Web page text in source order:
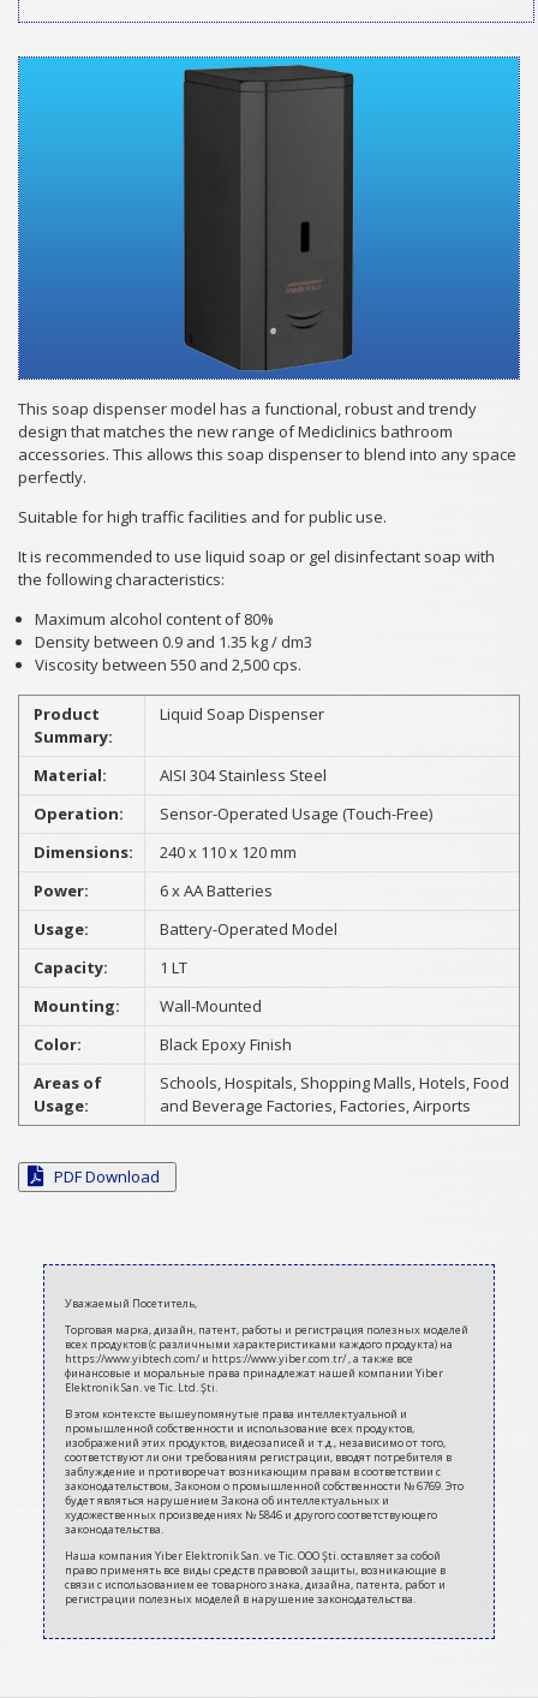
This soap dispenser model has a functional, robust and trendy
design that matches the new range of Mediclinics bathroom
accessories. This allows this soap dispenser to blend into any space
perfectly.
Suitable for high traffic facilities and for public use.
It is recommended to use liquid soap or gel disinfectant soap with
the following characteristics:
Maximum alcohol content of 80%
Density between 0.9 and 1.35 kg / dm3
Viscosity between 550 and 2,500 cps.
Product
Summary:
Liquid Soap Dispenser
Material:
AISI 304 Stainless Steel
Operation:
Sensor-Operated Usage (Touch-Free)
Dimensions:
240 x 110 x 120 mm
Power:
6 x AA Batteries
Usage:
Battery-Operated Model
Capacity:
1 LT
Mounting:
Wall-Mounted
Color:
Black Epoxy Finish
Areas of
Usage:
Schools, Hospitals, Shopping Malls, Hotels, Food
and Beverage Factories, Factories, Airports
PDF Download
2021-
Уважаемый Посетитель,
Торговая марка, дизайн, патент, работы и регистрация полезных моделей
всех продуктов (с различными характеристиками каждого продукта) на
https://www.yibtech.com/ и https://www.yiber.com.tr/ , а также все
финансовые и моральные права принадлежат нашей компании Yiber
Elektronik San. ve Tic. Ltd. Şti.
В этом контексте вышеупомянутые права интеллектуальной и
промышленной собственности и использование всех продуктов,
изображений этих продуктов, видеозаписей и т.д., независимо от того,
соответствуют ли они требованиям регистрации, вводят потребителя в
заблуждение и противоречат возникающим правам в соответствии с
законодательством, Законом о промышленной собственности № 6769. Это
будет являться нарушением Закона об интеллектуальных и
художественных произведениях № 5846 и другого соответствующего
законодательства.
Наша компания Yiber Elektronik San. ve Tic. ООО Şti. оставляет за собой
право применять все виды средств правовой защиты, возникающие в
связи с использованием ее товарного знака, дизайна, патента, работ и
регистрации полезных моделей в нарушение законодательства.